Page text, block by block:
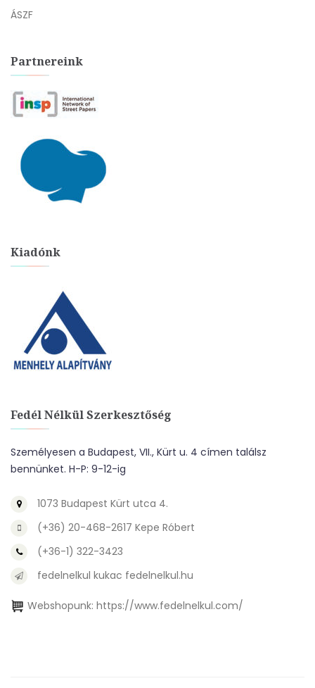
ÁSZF
Partnereink
Kiadónk
Fedél Nélkül Szerkesztőség
Személyesen a Budapest, VII., Kürt u. 4 címen találsz
bennünket. H-P: 9-12-ig
1073 Budapest Kürt utca 4.
(+36) 20-468-2617 Kepe Róbert
(+36-1) 322-3423
fedelnelkul kukac fedelnelkul.hu
Webshopunk: https://www.fedelnelkul.com/